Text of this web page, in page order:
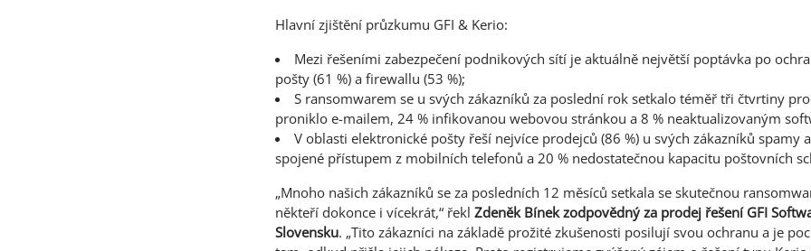
Hlavní zjištění průzkumu GFI & Kerio:
Mezi řešeními zabezpečení podnikových sítí je aktuálně největší poptávka po
pošty (61 %) a firewallu (53 %);
S ransomwarem se u svých zákazníků za poslední rok setkalo téměř tři čtvrtiny
proniklo e-mailem, 24 % infikovanou webovou stránkou a 8 % neaktualizovaným
V oblasti elektronické pošty řeší nejvíce prodejců (86 %) u svých zákazníků spamy
spojené přístupem z mobilních telefonů a 20 % nedostatečnou kapacitu poštovních
„Mnoho našich zákazníků se za posledních 12 měsíců setkala se skutečnou
někteří dokonce i vícekrát,“ řekl Zdeněk Bínek zodpovědný za prodej řešení GFI
Slovensku. „Tito zákazníci na základě prožité zkušenosti posilují svou ochranu a je